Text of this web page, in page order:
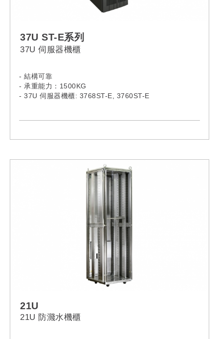
37U ST-E系列
37U 伺服器機櫃
- 結構可靠
- 承重能力：1500KG
- 37U 伺服器機櫃: 3768ST-E, 3760ST-E
21U
21U 防濺水機櫃